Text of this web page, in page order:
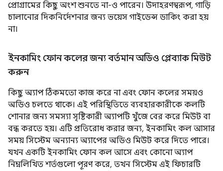
প্রোগ্রামের কিছু অংশ শুনতে না-ও পারেন। উদাহরণস্বরূপ, গাড়ি
চালানোর দিকনির্দেশনার জন্য ভয়েস গাইডেন্স ডাকিং করা হয়
না।
ইনকামিং ফোন কলের জন্য বর্তমান অডিও প্লেব্যাক মিউট
করুন
কিছু অ্যাপ ঠিকমতো কাজ করে না এবং ফোন কলের সময়ও
অডিও চলতে থাকে। এই পরিস্থিতিতে ব্যবহারকারীকে কলটি
শোনার জন্য সমস্যা সৃষ্টিকারী অ্যাপটি খুঁজে বের করে মিউট বা
বন্ধ করতে হয়। এটি প্রতিরোধ করার জন্য, ইনকামিং কল আসার
সময় সিস্টেম অন্যান্য অ্যাপের অডিও মিউট করে দিতে পারে।
যখন একটি ইনকামিং ফোন কল আসে এবং কোনো অ্যাপ
নিম্নলিখিত শর্তগুলো পূরণ করে, তখন সিস্টেম এই ফিচারটি